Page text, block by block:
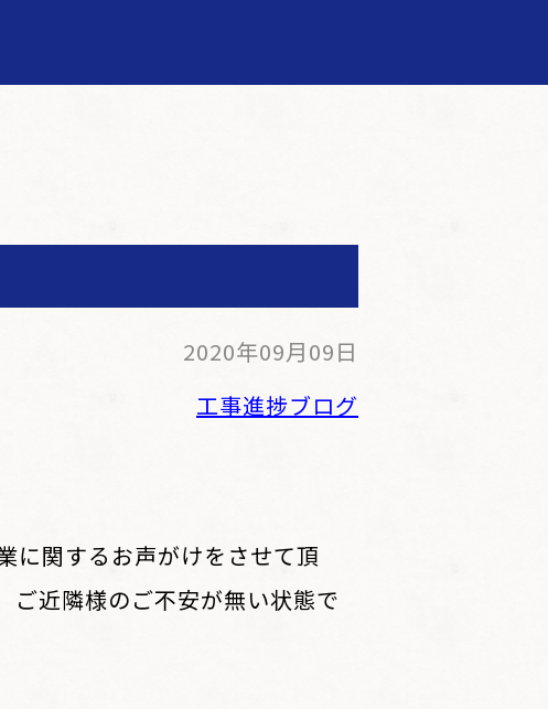
2020年09月09日
工事進捗ブログ
に関するお声がけをさせて頂
ご近隣様のご不安が無い状態で